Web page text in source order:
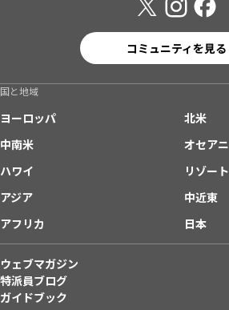
コミュニティを見る
国と地域
ヨーロッパ
北米
中南米
オセア
ハワイ
リゾート
アジア
中近東
アフリカ
日本
ウェブマガジン
特派員ブログ
ガイドブック